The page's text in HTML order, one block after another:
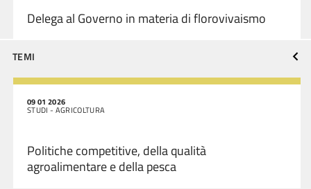
Delega al Governo in materia di florovivaismo
TEMI
09 01 2026
STUDI - AGRICOLTURA
Politiche competitive, della qualità
agroalimentare e della pesca